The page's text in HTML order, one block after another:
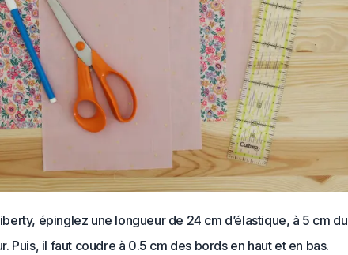
épinglez une longueur de 24 cm d’élastique, à 5 cm du
Puis, il faut coudre à 0.5 cm des bords en haut et en bas.